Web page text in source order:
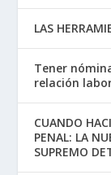
LAS
Tener
relación
CUANDO
PENAL: LA
SUPREMO